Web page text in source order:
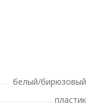
белый/бирюзовый
пластик